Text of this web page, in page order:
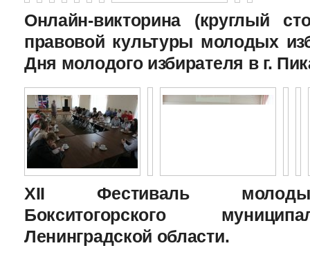
Онлайн-викторина (круглый
правовой культуры молодых
Дня молодого избирателя в г.
XII Фестиваль
Бокситогорского
Ленинградской области.